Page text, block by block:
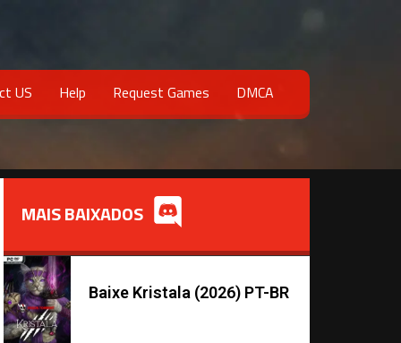
US Help Request Games DMCA
MAIS BAIXADOS
Baixe Kristala (2026) PT-BR